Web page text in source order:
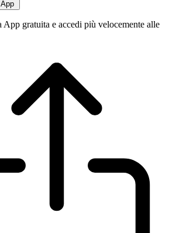
App gratuita e accedi più velocemente alle